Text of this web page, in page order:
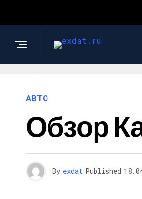
АВТО
Обзор
By exdat Published